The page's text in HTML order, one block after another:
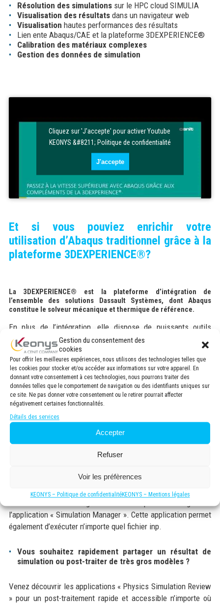
Gestion du consentement des
cookies
Pour offrir les meilleures expériences, nous utilisons des technologies telles que
les cookies pour stocker et/ou accéder aux informations sur votre appareil. En
donnant votre consentement à ces technologies, nous pourrons traiter des
données telles que le comportement de navigation ou des identifiants uniques sur
ce site. Ne pas donner votre consentement ou le retirer pourrait affecter
négativement certaines fonctionnalités.
Détails des services
Accepter
Refuser
Voir les préfèrences
KEONYS – Politique de confidentialitéKEONYS – Mentions légales
Résolution des simulationssur le HPC cloud SIMULIA
Visualisation des résultatsdans un navigateur web
Visualisation hautes performances des résultats
Lien ente Abaqus/CAE et la plateforme 3DEXPERIENCE®
Calibration des matériaux complexes
Gestion des données de simulation
Cliquez sur 'J'accepte' pour activer Youtube
KEONYS &#8211; Politique de confidentialité
J'accepte
Et si vous pouviez enrichir votre
utilisation d’Abaqus traditionnel grâce à la
plateforme 3DEXPERIENCE®?
La 3DEXPERIENCE® est la plateforme d’intégration de
l’ensemble des solutions Dassault Systèmes, dont Abaqus
constitue le solveur mécanique et thermique de référence.
En plus de l’intégration, elle dispose de puissants outils
permettant une interaction avec Abaqus/CAE et les solveurs
Abaqus. Venez découvrir dans ce webinaire comment ces
compléments 3DEXPERIENCE® peuvent enrichir votre
utilisation d’Abaqus traditionnel.
Vous souhaitez continuer à travailler avec Abaqus/CAE,
mais en lien avec des géométries issues de la
3DEXPERIENCE® ?
L’application « Connector for Abaqus CAE » permet de
récupérer les géométries de la plateforme dans Abaqus/CAE
puis de sauvegarder votre travail directement dans la
simulations localement avec vos jetons Abaqus ou encore
profiter de l’architecture HPC du cloud SIMULIA pour lancer
l’application « Simulation Manager ». Cette application permet
également d’exécuter n’importe quel fichier inp.
Vous souhaitez rapidement partager un résultat de
simulation ou post-traiter de très gros modèles ?
Venez découvrir les applications « Physics Simulation Review
» pour un post-traitement rapide et accessible n’importe où